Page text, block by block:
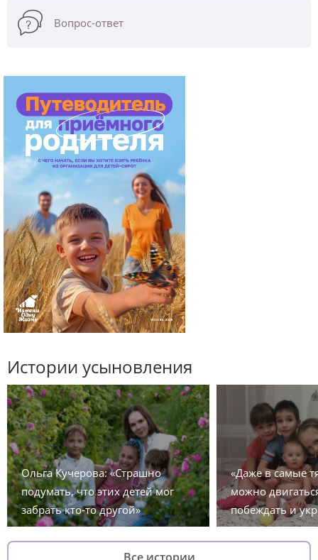
Вопрос-ответ
Истории усыновления
Ольга Кучерова: «Страшно
подумать, что этих детей мог
забрать кто-то другой»
«Даже в самые
можно
побеждать и